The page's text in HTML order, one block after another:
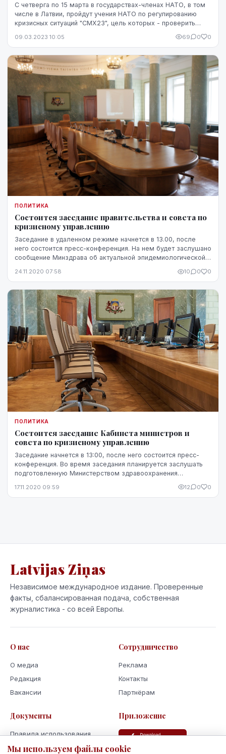
С четверга по 15 марта в государствах-членах НАТО, в том
числе в Латвии, пройдут учения НАТО по регулированию
кризисных ситуаций "CMX23", цель которых - проверить
09.03.2023 10:05 69 0 0
ПОЛИТИКА
Состоится заседание правительства и совета по
кризисному управлению
Заседание в удаленном режиме начнется в 13.00, после
него состоится пресс-конференция. На нем будет заслушано
сообщение Минздрава об актуальной эпидемиологической
24.11.2020 07:58 10 0 0
ПОЛИТИКА
Состоится заседание Кабинета министров и
совета по кризисному управлению
Заседание начнется в 13:00, после него состоится пресс-
конференция. Во время заседания планируется заслушать
подготовленную Министерством здравоохранения
17.11.2020 09:59 12 0 0
Latvijas Ziņas
Независимое международное издание. Проверенные
факты, сбалансированная подача, собственная
журналистика - со всей Европы.
О нас
О медиа
Редакция
Вакансии
Сотрудничество
Реклама
Контакты
Партнёрам
Документы
Правила использования
Политика
Приложение
Мы используем файлы cookie